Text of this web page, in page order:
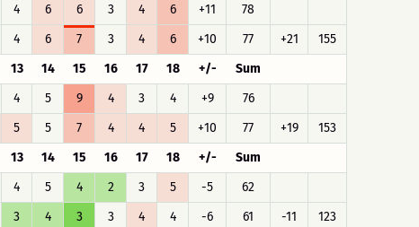
4 6 6 3 4 6 +11
78
4 6 7 3 4 6 +10 77 +21
155
13 14 15 16 17 18 +/-
Sum
4 5 9 4 3 4 +9
76
5 5 7 4 4 5 +10 77 +19
153
13 14 15 16 17 18 +/-
Sum
4 5 4 2 3 5 -5
62
3 4 3 3 4 4 -6 61 -11
123